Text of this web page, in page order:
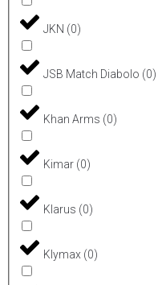
JKN (0)
JSB Match Diabolo (0)
Khan Arms (0)
Kimar (0)
Klarus (0)
Klymax (0)